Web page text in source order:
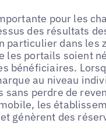
pour les
des résultats
particulier dans les
les portails soient
bénéficiaires.
au niveau
perdre de
les
génèrent des